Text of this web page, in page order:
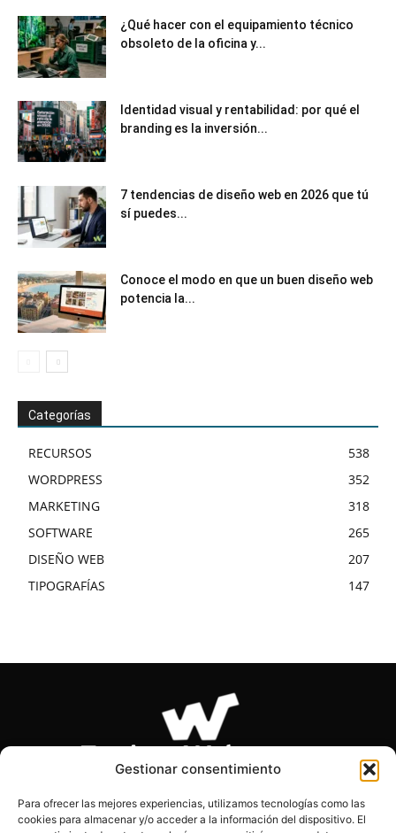
Gestionar consentimiento
Para ofrecer las mejores experiencias, utilizamos tecnologías como las
cookies para almacenar y/o acceder a la información del dispositivo. El
¿Qué hacer con el equipamiento técnico
obsoleto de la oficina y...
Identidad visual y rentabilidad: por qué el
branding es la inversión...
7 tendencias de diseño web en 2026 que tú
sí puedes...
Conoce el modo en que un buen diseño web
potencia la...
Categorías
RECURSOS
538
WORDPRESS
352
MARKETING
318
SOFTWARE
265
DISEÑO WEB
207
TIPOGRAFÍAS
147